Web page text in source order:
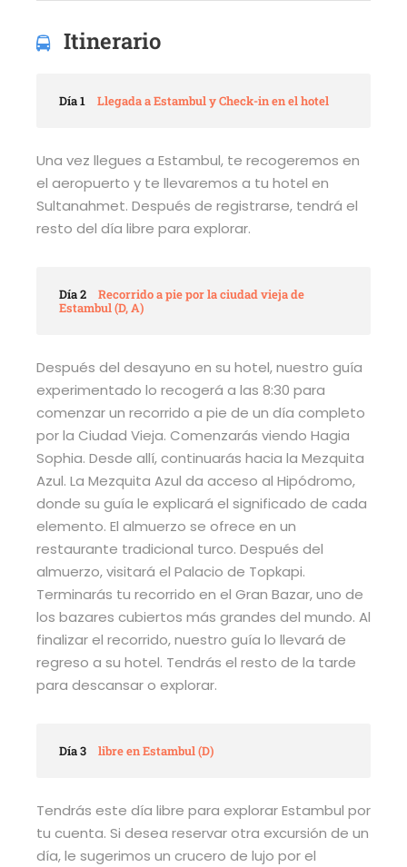
Itinerario
Día 1 Llegada a Estambul y Check-in en el hotel
Una vez llegues a Estambul, te recogeremos en
el aeropuerto y te llevaremos a tu hotel en
Sultanahmet. Después de registrarse, tendrá el
resto del día libre para explorar.
Día 2
Recorrido a pie por la ciudad vieja de
Estambul (D, A)
Después del desayuno en su hotel, nuestro guía
experimentado lo recogerá a las 8:30 para
comenzar un recorrido a pie de un día completo
por la Ciudad Vieja. Comenzarás viendo Hagia
Sophia. Desde allí, continuarás hacia la Mezquita
Azul. La Mezquita Azul da acceso al Hipódromo,
donde su guía le explicará el significado de cada
elemento. El almuerzo se ofrece en un
restaurante tradicional turco. Después del
almuerzo, visitará el Palacio de Topkapi.
Terminarás tu recorrido en el Gran Bazar, uno de
los bazares cubiertos más grandes del mundo. Al
finalizar el recorrido, nuestro guía lo llevará de
regreso a su hotel. Tendrás el resto de la tarde
para descansar o explorar.
Día 3 libre en Estambul (D)
Tendrás este día libre para explorar Estambul por
tu cuenta. Si desea reservar otra excursión de un
día, le sugerimos un crucero de lujo por el